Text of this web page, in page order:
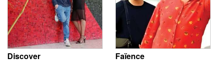
Discover Faïence